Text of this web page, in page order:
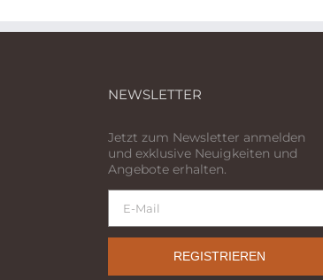
NEWSLETTER
Jetzt zum Newsletter anmelden
und exklusive Neuigkeiten und
Angebote erhalten.
REGISTRIEREN